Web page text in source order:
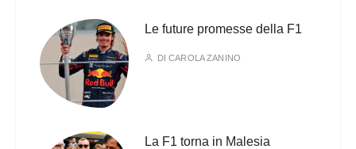
Le future promesse della F1
DICAROLA ZANINO
La F1 torna in Malesia